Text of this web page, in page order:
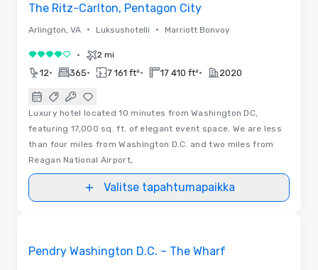
The Ritz-Carlton, Pentagon City
Arlington, VA • Luksushotelli • Marriott Bonvoy
4 / 5 • 2 mi
12• 365• 7 161 ft²• 17 410 ft²• 2020
Luxury hotel located 10 minutes from Washington DC,
featuring 17,000 sq. ft. of elegant event space. We are less
than four miles from Washington D.C. and two miles from
Reagan National Airport,
Valitse tapahtumapaikka
Pendry Washington D.C. – The Wharf